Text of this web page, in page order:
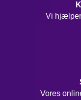
Vi
Vores